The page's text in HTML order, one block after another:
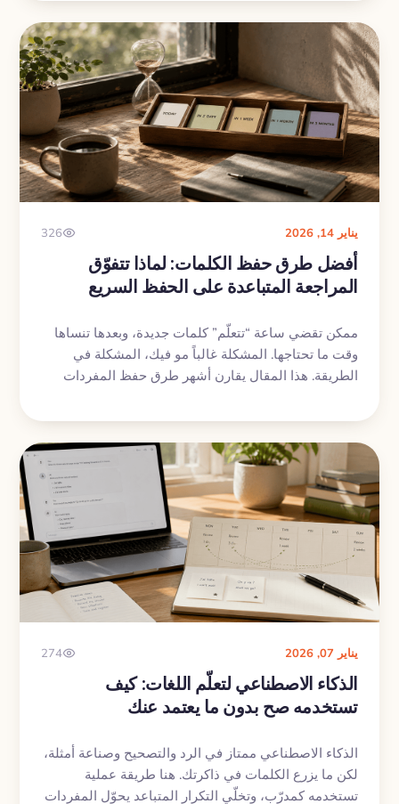
يناير 14, 2026 326
أفضل طرق حفظ الكلمات: لماذا تتفوّق
المراجعة المتباعدة على الحفظ السريع
ممكن تقضي ساعة “تتعلّم” كلمات جديدة، وبعدها تنساها
وقت ما تحتاجها. المشكلة غالباً مو فيك، المشكلة في
الطريقة. هذا المقال يقارن أشهر طرق حفظ المفردات
المدى الطويل.
يناير 07, 2026 274
الذكاء الاصطناعي لتعلّم اللغات: كيف
تستخدمه صح بدون ما يعتمد عنك
الذكاء الاصطناعي ممتاز في الرد والتصحيح وصناعة أمثلة،
لكن ما يزرع الكلمات في ذاكرتك. هنا طريقة عملية
تستخدمه كمدرّب، وتخلّي التكرار المتباعد يحوّل المفردات